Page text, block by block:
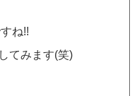
ね!!
てみます(笑)